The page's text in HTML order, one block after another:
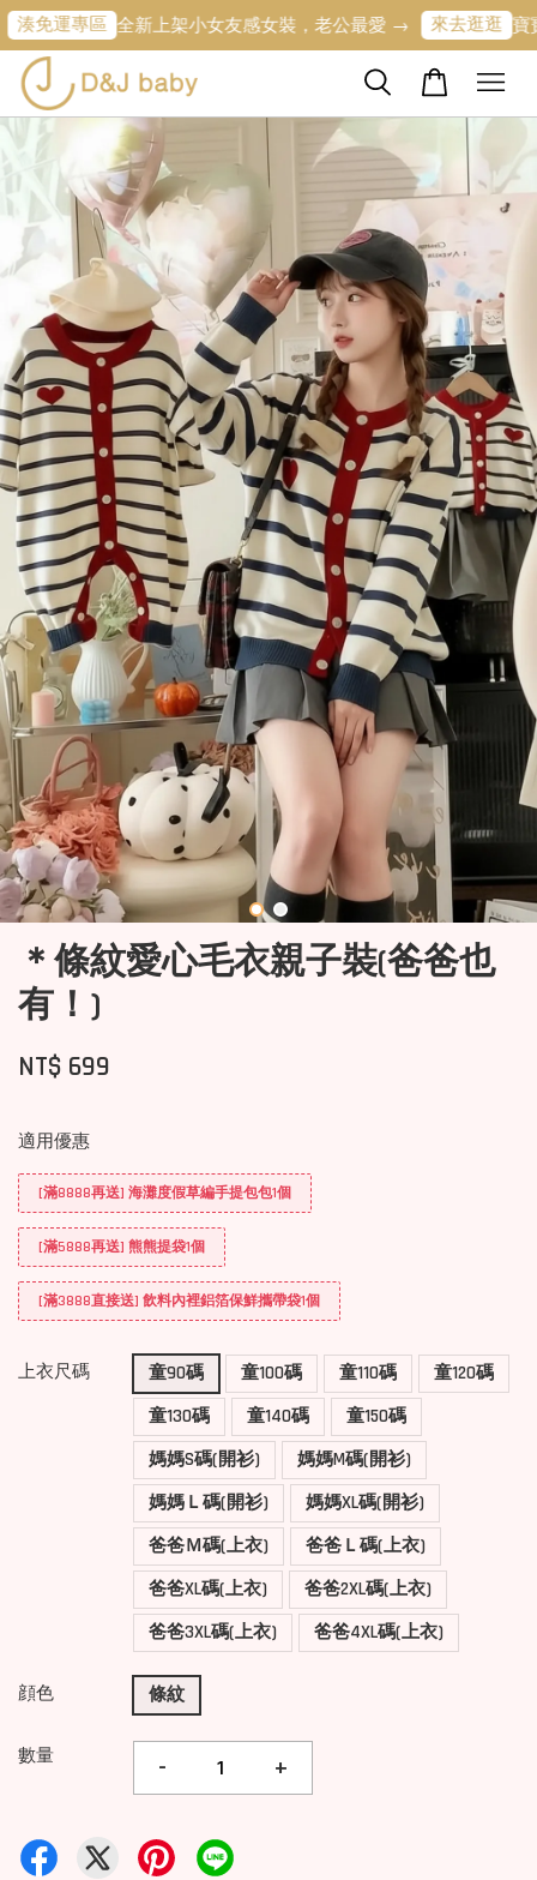
區 全新上架小女友感女裝，老公最愛 → 來去逛逛 寶寶的第一
＊條紋愛心毛衣親子裝(爸爸也
有！)
NT$ 699
適用優惠
[滿8888再送] 海灘度假草編手提包包1個
[滿5888再送] 熊熊提袋1個
[滿3888直接送] 飲料內裡鋁箔保鮮攜帶袋1個
上衣尺碼 童90碼 童100碼 童110碼
童120碼
童130碼
童140碼
童150碼
媽媽S碼(開衫)
媽媽M碼(開衫)
媽媽Ｌ碼(開衫)
媽媽XL碼(開衫)
爸爸Ｍ碼(上衣)
爸爸Ｌ碼(上衣)
爸爸XL碼(上衣)
爸爸2XL碼(上衣)
爸爸3XL碼(上衣)
爸爸4XL碼(上衣)
顔色 條紋
數量 - +